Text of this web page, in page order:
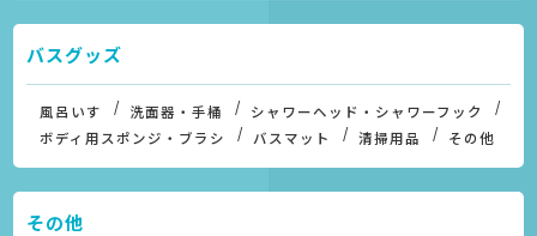
バスグッズ
風呂いす 洗面器・手桶
シャワーヘッド・シャワーフック
ボディ用スポンジ・ブラシ
バスマット 清掃用品 その他
その他